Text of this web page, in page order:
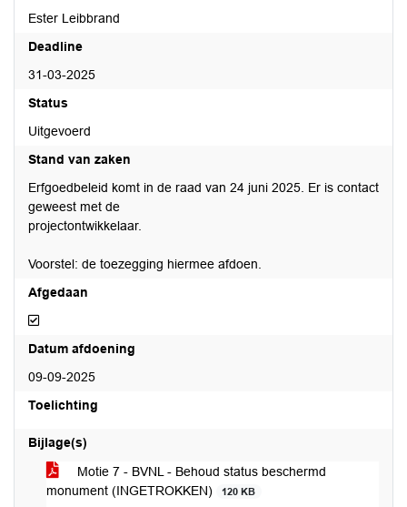
Ester Leibbrand
Deadline
31-03-2025
Status
Uitgevoerd
Stand van zaken
Erfgoedbeleid komt in de raad van 24 juni 2025. Er is contact
geweest met de
projectontwikkelaar.
Voorstel: de toezegging hiermee afdoen.
Afgedaan
Afgedaan
Datum afdoening
09-09-2025
Toelichting
Bijlage(s)
Motie 7 - BVNL - Behoud status beschermd
monument (INGETROKKEN)
120 KB